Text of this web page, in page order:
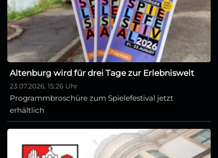
Altenburg wird für drei Tage zur Erlebniswelt
23.07.2026, 15:26 Uhr
Programmbroschüre zum Spielefestival jetzt
erhältlich